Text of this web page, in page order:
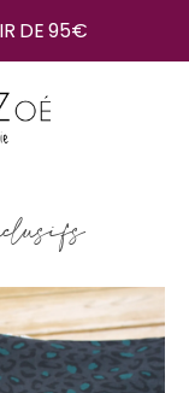
DE 95€